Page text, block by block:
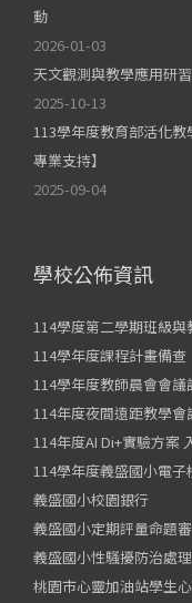
動
2026-01-03
天文觀測與教學應用研
2025-10-13
113學年度教育部活化
專業支持】
2025-09-04
學校公佈資訊
114學度第二學期班級與
114學年度課程計畫備查
114學年度教師晨會會議
114年度夜間遠距教學會
114年度AI Di+實驗方案
114學年度義盛國小電子
義盛國小校園銀行
義盛國小定期評量命題
義盛國小性騷擾防治處
桃園市心靈加油站學生